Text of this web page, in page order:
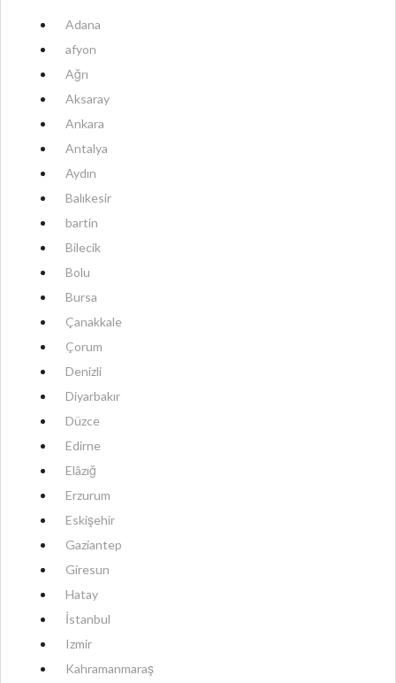
Adana
afyon
Ağrı
Aksaray
Ankara
Antalya
Aydın
Balıkesir
bartin
Bilecik
Bolu
Bursa
Çanakkale
Çorum
Denizli
Diyarbakır
Düzce
Edirne
Elâzığ
Erzurum
Eskişehir
Gaziantep
Giresun
Hatay
İstanbul
Izmir
Kahramanmaraş